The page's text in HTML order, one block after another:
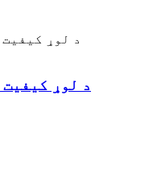
د لوړ